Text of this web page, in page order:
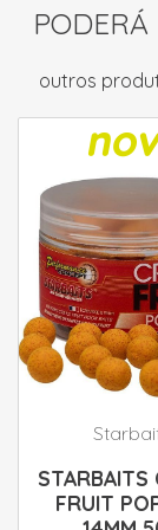
PODERÁ
outros
STARBAITS
FRUIT